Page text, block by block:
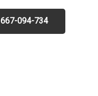
667-094-734